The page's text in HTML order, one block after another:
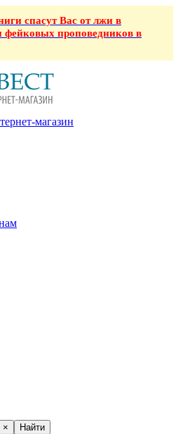
спасут Вас от лжи в
фейковых проповедников в
магазин
× Найти